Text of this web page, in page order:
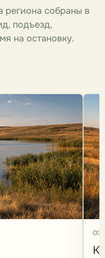
региона собраны в
подъезд,
на остановку.